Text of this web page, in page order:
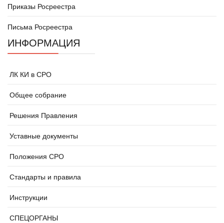
Приказы Росреестра
Письма Росреестра
ИНФОРМАЦИЯ
ЛК КИ в СРО
Общее собрание
Решения Правления
Уставные документы
Положения СРО
Стандарты и правила
Инструкции
СПЕЦОРГАНЫ